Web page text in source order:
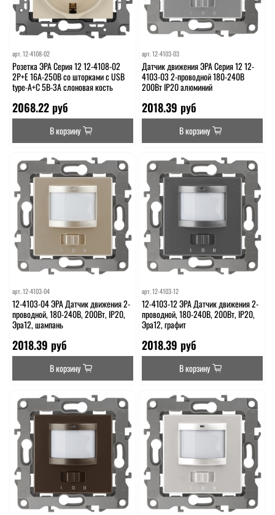
арт.12-4108-02
Розетка ЭРА Серия 12 12-4108-02
2P+E 16A-250В со шторками с USB
type-A+C 5В-3А слоновая кость
2068.22 руб
В корзину
арт. 12-4103-03
Датчик движения ЭРА Серия 12 12-
4103-03 2-проводной 180-240В
200Вт IP20 алюминий
2018.39 руб
В корзину
арт.12-4103-04
12-4103-04 ЭРА Датчик движения 2-
проводной, 180-240В, 200Вт, IP20,
Эра12, шампань
2018.39 руб
В корзину
арт. 12-4103-12
12-4103-12 ЭРА Датчик движения 2-
проводной, 180-240В, 200Вт, IP20,
Эра12, графит
2018.39 руб
В корзину